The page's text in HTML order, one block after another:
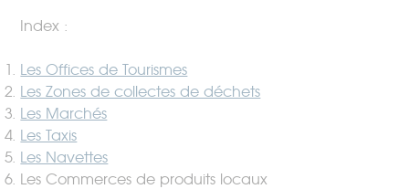
Index :
Les Offices de Tourismes
Les Zones de collectes de déchets
Les Marchés
Les Taxis
Les Navettes
Les Commerces de produits locaux